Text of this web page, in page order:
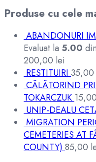
Produse cu cele
ABANDONURI
Evaluat la 5.00
200,00 lei
RESTITUIRI 35,00
CĂLĂTORIND
TOKARCZUK 15,00
UNIP-DEALU
MIGRATION
CEMETERIES AT
COUNTY) 85,00